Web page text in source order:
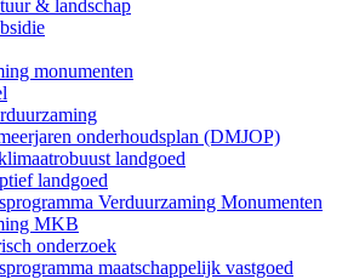
& landschap
monumenten
onderhoudsplan (DMJOP)
landgoed
landgoed
Verduurzaming Monumenten
MKB
onderzoek
maatschappelijk vastgoed